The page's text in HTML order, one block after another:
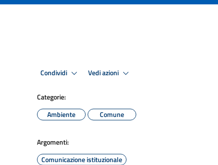
Condividi Vedi azioni
Categorie:
Ambiente
Comune
Argomenti:
Comunicazione istituzionale